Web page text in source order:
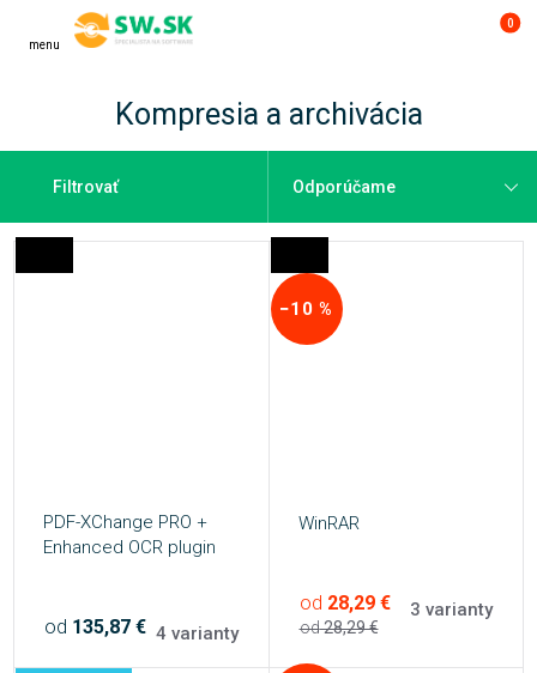
menu
0
Kompresia a archivácia
Filtrovať
PDF-XChange PRO +
Enhanced OCR plugin
od 135,87 € 4 varianty
−10 %
WinRAR
od28,29 €
od 28,29 € 3 varianty